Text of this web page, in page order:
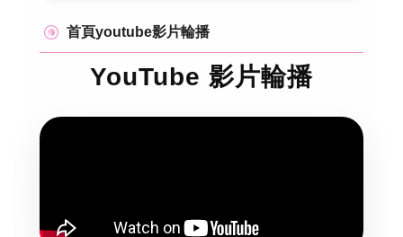
首頁youtube影片輪播
YouTube 影片輪播